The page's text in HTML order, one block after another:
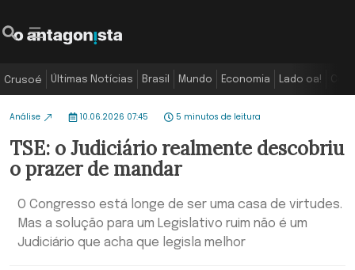
Crusoé Últimas Notícias Brasil Mundo Economia Lado oa!
Análise 10.06.2026 07:45 5 minutos de leitura
TSE: o Judiciário realmente descobriu
o prazer de mandar
O Congresso está longe de ser uma casa de virtudes.
Mas a solução para um Legislativo ruim não é um
Judiciário que acha que legisla melhor